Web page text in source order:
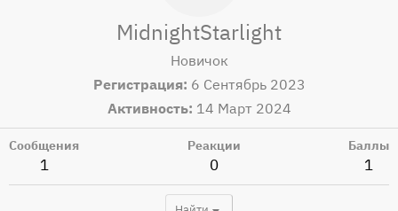
MidnightStarlight
Новичок
Регистрация 6 Сентябрь 2023
Активность 14 Март 2024
Сообщения
1
Реакции
0
Баллы
1